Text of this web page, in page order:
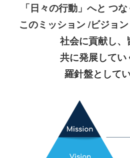
「日々の行動」へと つな
このミッション /ビジョン
社会に貢献し、
共に発展してい
羅針盤としてい